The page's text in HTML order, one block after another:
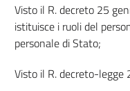
Visto il R. decreto 25
istituisce i ruoli del
personale di Stato;
Visto il R. decreto-legge